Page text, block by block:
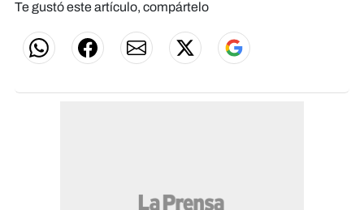
Te gustó este artículo, compártelo